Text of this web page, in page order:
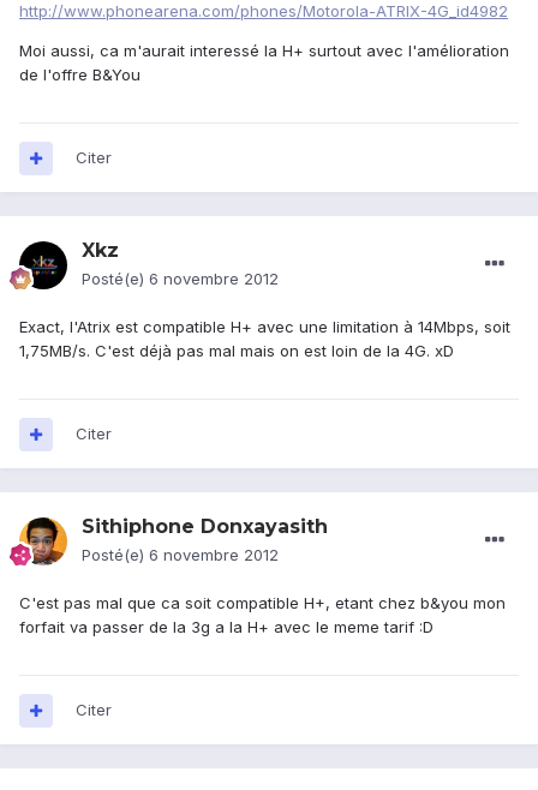
http://www.phonearena.com/phones/Motorola-ATRIX-4G_id4982
Moi aussi, ca m'aurait interessé la H+ surtout avec l'amélioration
de l'offre B&You
Citer
Xkz
Posté(e) 6 novembre 2012
Exact, l'Atrix est compatible H+ avec une limitation à 14Mbps, soit
1,75MB/s. C'est déjà pas mal mais on est loin de la 4G. xD
Citer
Sithiphone Donxayasith
Posté(e) 6 novembre 2012
C'est pas mal que ca soit compatible H+, etant chez b&you mon
forfait va passer de la 3g a la H+ avec le meme tarif :D
Citer